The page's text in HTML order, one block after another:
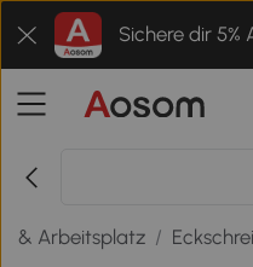
Sichere dir 5%
& Arbeitsplatz /